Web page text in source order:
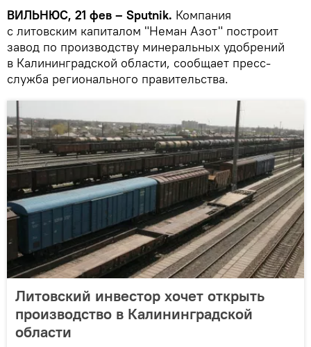
ВИЛЬНЮС, 21 фев – Sputnik. Компания
с литовским капиталом "Неман Азот" построит
завод по производству минеральных удобрений
в Калининградской области, сообщает пресс-
служба регионального правительства.
Литовский инвестор хочет открыть
производство в Калининградской
области